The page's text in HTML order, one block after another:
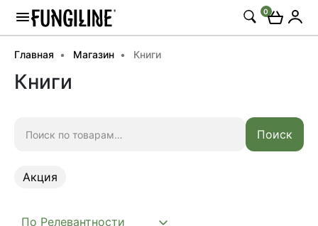
0
Главная Магазин Книги
Книги
Поиск
Акция